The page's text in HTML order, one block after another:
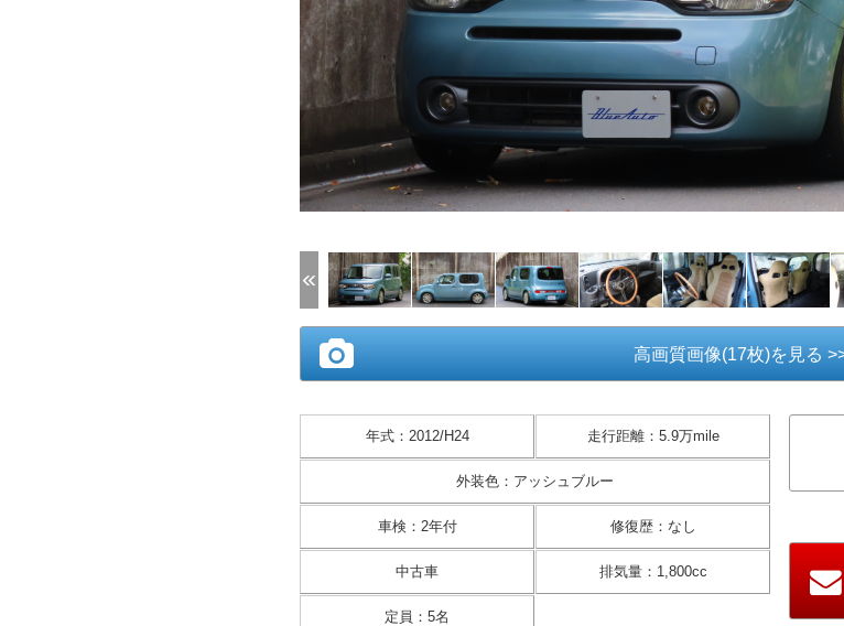
(1/17)
高画質画像(17枚)を見る
年式： 2012/H24 走行距離： 5.9万mile
外装色 ： アッシュブルー
車検 ： 2年付 修復歴： なし
中古車 排気量： 1,800cc
定員 ： 5名